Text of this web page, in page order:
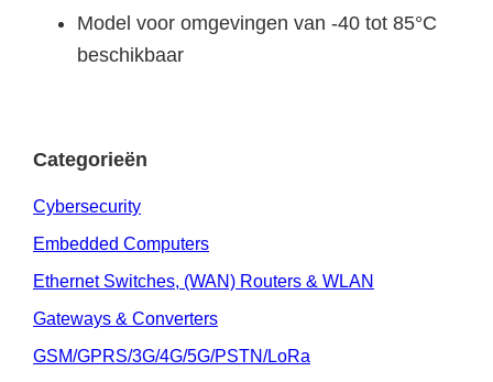
Model voor omgevingen van -40 tot 85°C
beschikbaar
Categorieën
Cybersecurity
Embedded Computers
Ethernet Switches, (WAN) Routers & WLAN
Gateways & Converters
GSM/GPRS/3G/4G/5G/PSTN/LoRa